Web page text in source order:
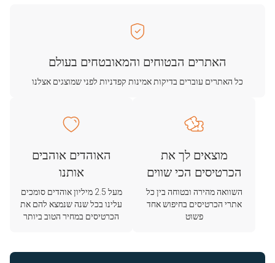
האתרים הבטוחים והמאובטחים בעולם
כל האתרים עוברים בדיקות אמינות קפדניות לפני שמוצגים אצלנו
מוצאים לך את
הכרטיסים הכי שווים
השוואה מהירה ובטוחה בין כל
אתרי הכרטיסים בחיפוש אחד
פשוט
האוהדים אוהבים
אותנו
מעל 2.5 מיליון אוהדים סומכים
עלינו בכל שנה שנמצא להם את
הכרטיסים במחיר הטוב ביותר